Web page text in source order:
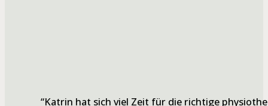
“Katrin hat sich viel Zeit für die richtige